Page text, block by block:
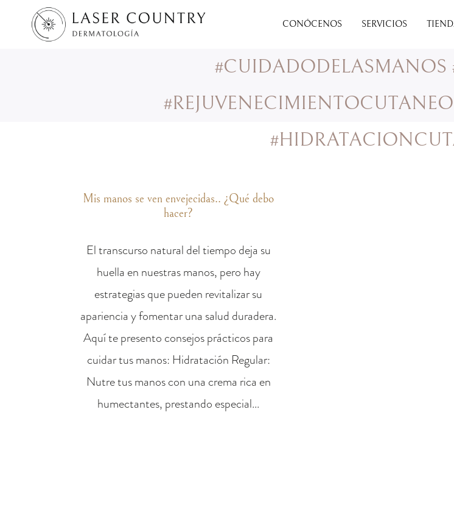
CONÓCENOS SERVICIOS
#CUIDADODELASMANOS
Dic
Mis manos se ven envejecidas.. ¿Qué debo
hacer?
El transcurso natural del tiempo deja su
huella en nuestras manos, pero hay
estrategias que pueden revitalizar su
apariencia y fomentar una salud duradera.
Aquí te presento consejos prácticos para
cuidar tus manos: Hidratación Regular:
Nutre tus manos con una crema rica en
humectantes, prestando especial...